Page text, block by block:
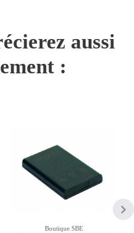
aussi
:
Boutique SBE